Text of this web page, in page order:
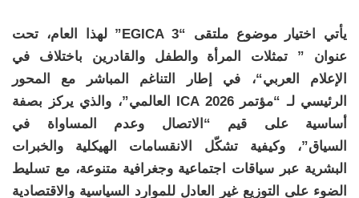
يأتي اختيار موضوع ملتقى “EGICA 3”
لهذا العام، تحت
عنوان ” تمثلات المرأة والطفل والقادرين باختلاف في
الإعلام العربي“، في إطار التناغم المباشر مع المحور
الرئيسي لـ “مؤتمر ICA 2026 العالمي”، والذي يركز بصفة
أساسية على قيم “ الاتصال وعدم المساواة في
السياق”، وكيفية تشكّل الانقسامات الهيكلية والخبرات
البشرية عبر سياقات اجتماعية وجغرافية متنوعة، مع تسليط
الضوء على التوزيع غير العادل للموارد السياسية والاقتصادية